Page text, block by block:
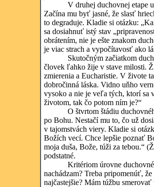
V druhej duchovnej etape už
Začína mu byť jasné, že slasť
to degraduje. Kladie si otázku:
sa dosiahnuť istý stav
obrátením, nie je ešte znakom
je viac strach a vypočítavosť ako
Skutočným začiatkom
človek ľahko žije v stave milosti.
zmierenia a Eucharistie. V živote
dobročinná láska. Vidno uňho
vysoko a nie je veľa tých, ktorí sa
životom, tak čo potom ním je?“
O štvrtom štádiu duchovného
po Bohu. Nestačí mu to, čo už
v tajomstvách viery. Kladie si
Božích vecí. Chce lepšie poznať
moja duša, Bože, túži za tebou.“
podstatné.
Kritériom úrovne duchovného
nachádzam? Treba pripomenúť,
najčastejšie? Mám túžbu smerovať